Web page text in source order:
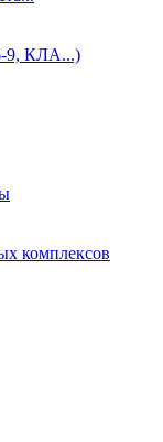
9, КЛА...)
комплексов